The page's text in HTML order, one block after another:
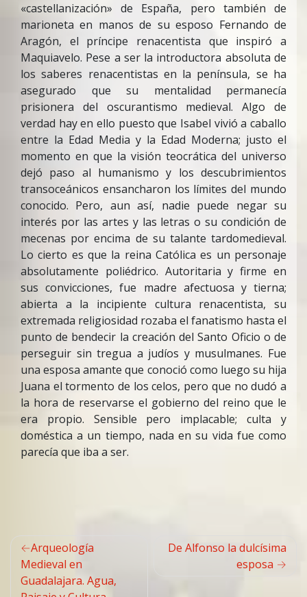
«castellanización» de España, pero también de
marioneta en manos de su esposo Fernando de
Aragón, el príncipe renacentista que inspiró a
Maquiavelo. Pese a ser la introductora absoluta de
los saberes renacentistas en la península, se ha
asegurado que su mentalidad permanecía
prisionera del oscurantismo medieval. Algo de
verdad hay en ello puesto que Isabel vivió a caballo
entre la Edad Media y la Edad Moderna; justo el
momento en que la visión teocrática del universo
dejó paso al humanismo y los descubrimientos
transoceánicos ensancharon los límites del mundo
conocido. Pero, aun así, nadie puede negar su
interés por las artes y las letras o su condición de
mecenas por encima de su talante tardomedieval.
Lo cierto es que la reina Católica es un personaje
absolutamente poliédrico. Autoritaria y firme en
sus convicciones, fue madre afectuosa y tierna;
abierta a la incipiente cultura renacentista, su
extremada religiosidad rozaba el fanatismo hasta el
punto de bendecir la creación del Santo Oficio o de
perseguir sin tregua a judíos y musulmanes. Fue
una esposa amante que conoció como luego su hija
Juana el tormento de los celos, pero que no dudó a
la hora de reservarse el gobierno del reino que le
era propio. Sensible pero implacable; culta y
doméstica a un tiempo, nada en su vida fue como
parecía que iba a ser.
Navegación
de
entradas
Arqueología
Medieval en
Guadalajara. Agua,
De Alfonso la dulcísima
esposa